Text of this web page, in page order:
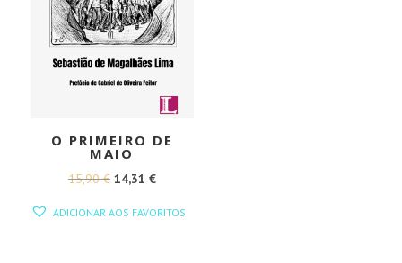
O PRIMEIRO DE
MAIO
15,90€ O
14,31 €O
ADICIONAR AOS FAVORITOS